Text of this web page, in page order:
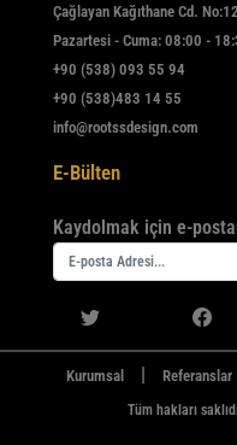
Çağlayan Kağıthane Cd.
Pazartesi - Cuma: 08:00 -
+90 (538) 093 55 94
+90 (538)483 14 55
info@rootssdesign.com
E-Bülten
Kaydolmak için e-
Kurumsal Referanslar
Tüm hakları